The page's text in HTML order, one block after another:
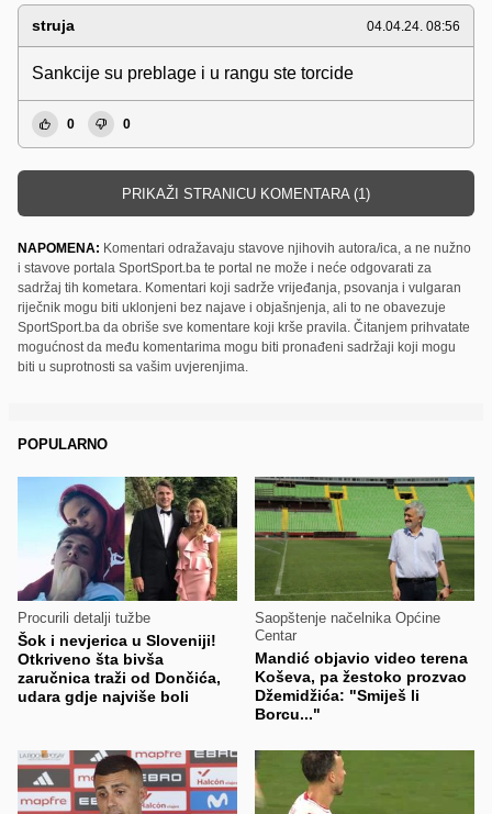
struja 04.04.24. 08:56
Sankcije su preblage i u rangu ste torcide
0 0
PRIKAŽI STRANICU KOMENTARA (1)
NAPOMENA: Komentari odražavaju stavove njihovih autora/ica, a ne nužno
i stavove portala SportSport.ba te portal ne može i neće odgovarati za
sadržaj tih kometara. Komentari koji sadrže vrijeđanja, psovanja i vulgaran
riječnik mogu biti uklonjeni bez najave i objašnjenja, ali to ne obavezuje
SportSport.ba da obriše sve komentare koji krše pravila. Čitanjem prihvatate
mogućnost da među komentarima mogu biti pronađeni sadržaji koji mogu
biti u suprotnosti sa vašim uvjerenjima.
POPULARNO
Procurili detalji tužbe
Šok i nevjerica u Sloveniji!
Otkriveno šta bivša
zaručnica traži od Dončića,
udara gdje najviše boli
Saopštenje načelnika Općine
Centar
Mandić objavio video terena
Koševa, pa žestoko prozvao
Džemidžića: "Smiješ li
Borcu..."